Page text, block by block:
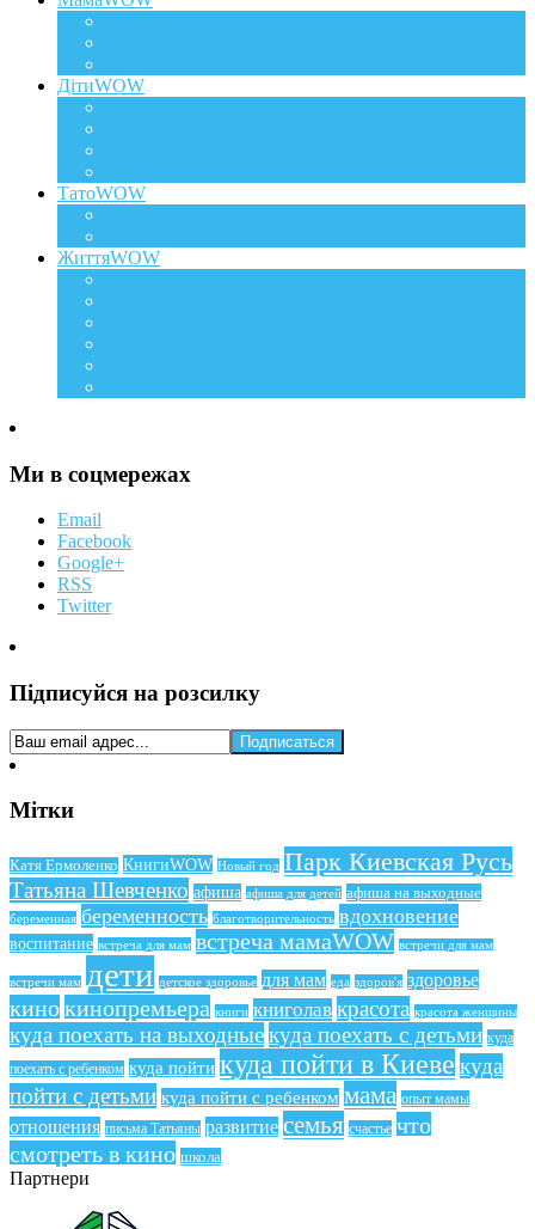
ДітиWOW
ТатоWOW
ЖиттяWOW
Ми в соцмережах
Email
Facebook
Google+
RSS
Twitter
Підписуйся на розсилку
Мітки
Катя Ермоленко КнигиWOW Новый год Парк Киевская Русь
Татьяна Шевченко афиша афиша для детей афиша на выходные
беременная беременность благотворительность вдохновение
воспитание встреча для мам встреча мамаWOW встречи для мам
встречи мам дети детское здоровье для мам еда здоров'я здоровье
кинокинопремьера книги книголав красота красота женщины
куда поехать на выходныекуда поехать с детьми куда
поехать с ребенком куда пойти куда пойти в Киеве куда
пойти с детьми куда пойти с ребенком мама опыт мамы
отношения письма Татьяны развитие семья счастье что
смотреть в кино школа
Партнери